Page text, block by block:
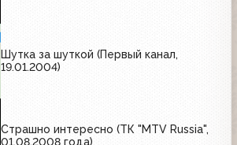
Шутка за шуткой (Первый канал,
19.01.2004)
Страшно интересно (ТК "MTV Russia",
01.08.2008 года)